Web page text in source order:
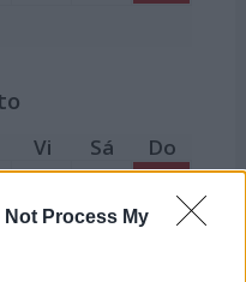
Not Process My
Vi Sá
Do
4 5
6
11 12